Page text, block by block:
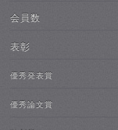
会員数
表彰
優秀発表賞
優秀論文賞